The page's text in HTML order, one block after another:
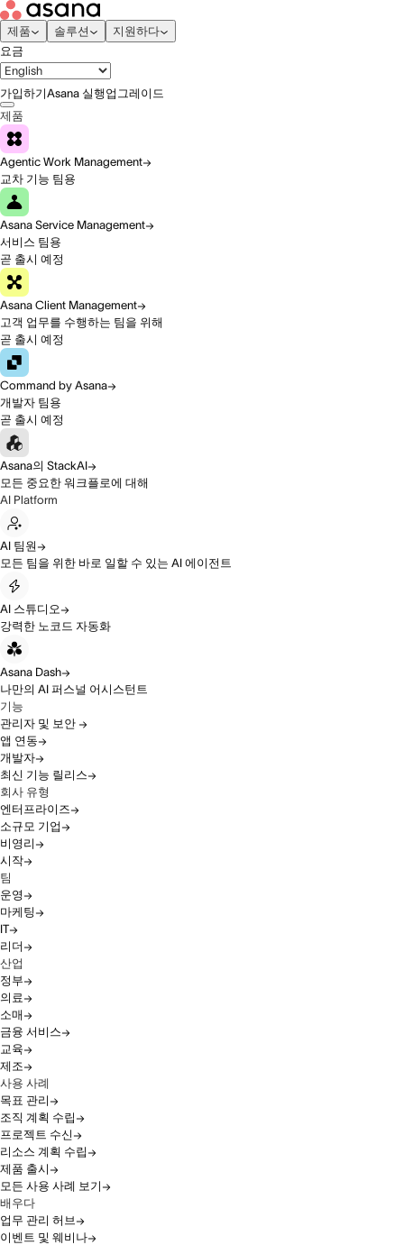
제품 솔루션
지원하다
요금
가입하기Asana 실행업그레이드
제품
Agentic Work Management
교차 기능 팀용
Asana Service Management
서비스 팀용
곧 출시 예정
Asana Client Management
고객 업무를 수행하는 팀을 위해
곧 출시 예정
Command by Asana
개발자 팀용
곧 출시 예정
Asana의 StackAI
모든 중요한 워크플로에 대해
AI Platform
AI 팀원
모든 팀을 위한 바로 일할 수 있는 AI 에이전트
AI 스튜디오
강력한 노코드 자동화
Asana Dash
나만의 AI 퍼스널 어시스턴트
기능
관리자 및 보안
앱 연동
개발자
최신 기능 릴리스
회사 유형
엔터프라이즈
소규모 기업
비영리
시작
팀
운영
마케팅
IT
리더
산업
정부
의료
소매
금융 서비스
교육
제조
사용 사례
목표 관리
조직 계획 수립
프로젝트 수신
리소스 계획 수립
제품 출시
모든 사용 사례 보기
배우다
업무 관리 허브
이벤트 및 웨비나